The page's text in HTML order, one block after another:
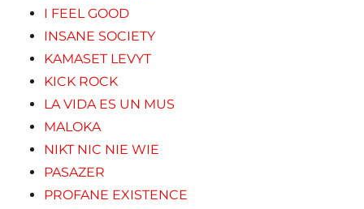
I FEEL GOOD
INSANE SOCIETY
KAMASET LEVYT
KICK ROCK
LA VIDA ES UN MUS
MALOKA
NIKT NIC NIE WIE
PASAZER
PROFANE EXISTENCE